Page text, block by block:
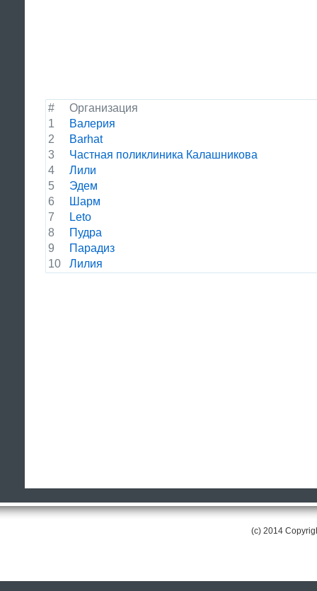
#
Организация
1
Валерия
2
Barhat
3
Частная поликлиника Калашникова
4
Лили
5
Эдем
6
Шарм
7
Leto
8
Пудра
9
Парадиз
10
Лилия
(c) 2014